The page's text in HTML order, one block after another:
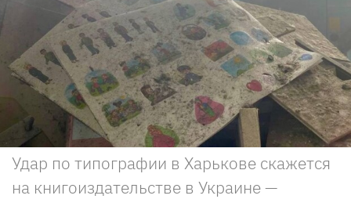
Удар по типографии в Харькове скажется
на книгоиздательстве в Украине —